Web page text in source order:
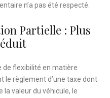
n’a pas été respecté.
Partielle : Plus
de flexibilité en matière
le règlement d’une taxe dont
la valeur du véhicule, le